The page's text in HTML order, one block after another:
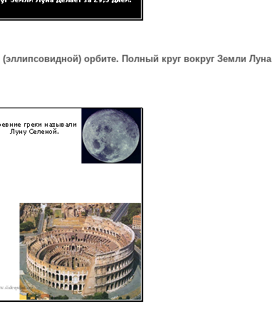
(эллипсовидной)орбите. Полный круг вокруг Земли Луна